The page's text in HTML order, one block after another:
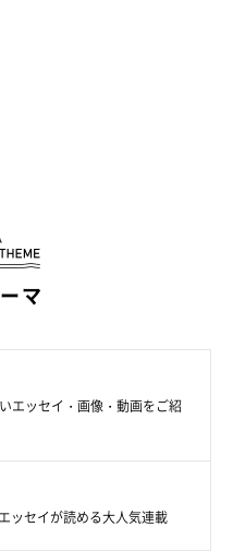
マ
エッセイ・画像・動画をご紹
ッセイが読める大人気連載